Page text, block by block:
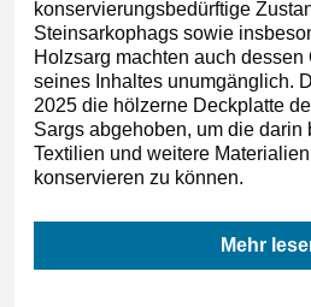
konservierungsbedürftige
Steinsarkophags sowie
Holzsarg machten auch dessen
seines Inhaltes unumgänglich.
2025 die hölzerne Deckplatte
Sargs abgehoben, um die darin
Textilien und weitere
konservieren zu können.
Mehr